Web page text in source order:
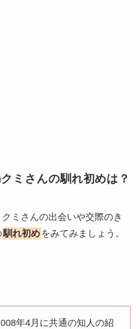
ミさんの馴れ初めは？
ミさんの出会いや交際のき
馴れ初め をみてみましょう。
年4月に共通の知人の紹